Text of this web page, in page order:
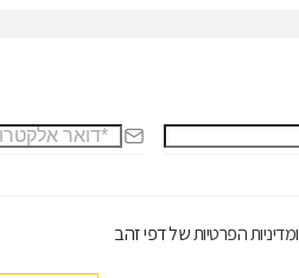
ומדיניות הפרטיותשל דפי זהב